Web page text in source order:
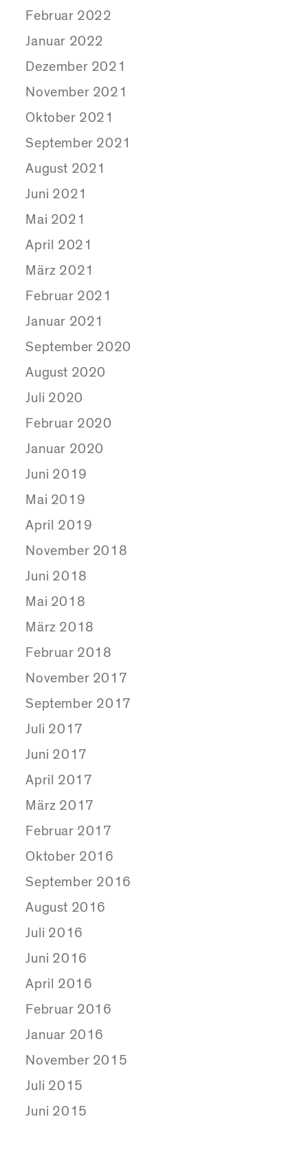
Februar 2022
Januar 2022
Dezember 2021
November 2021
Oktober 2021
September 2021
August 2021
Juni 2021
Mai 2021
April 2021
März 2021
Februar 2021
Januar 2021
September 2020
August 2020
Juli 2020
Februar 2020
Januar 2020
Juni 2019
Mai 2019
April 2019
November 2018
Juni 2018
Mai 2018
März 2018
Februar 2018
November 2017
September 2017
Juli 2017
Juni 2017
April 2017
März 2017
Februar 2017
Oktober 2016
September 2016
August 2016
Juli 2016
Juni 2016
April 2016
Februar 2016
Januar 2016
November 2015
Juli 2015
Juni 2015